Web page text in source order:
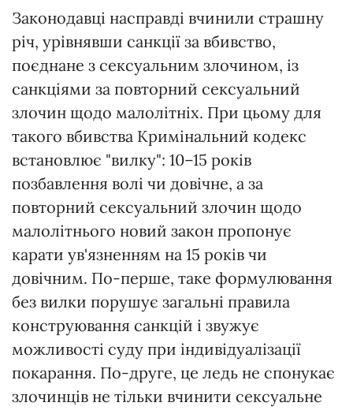
Законодавці насправді вчинили страшну
річ, урівнявши санкції за вбивство,
поєднане з сексуальним злочином, із
санкціями за повторний сексуальний
злочин щодо малолітніх. При цьому для
такого вбивства Кримінальний кодекс
встановлює "вилку": 10–15 років
позбавлення волі чи довічне, а за
повторний сексуальний злочин щодо
малолітнього новий закон пропонує
карати ув'язненням на 15 років чи
довічним. По-перше, таке формулювання
без вилки порушує загальні правила
конструювання санкцій і звужує
можливості суду при індивідуалізації
покарання. По-друге, це ледь не спонукає
злочинців не тільки вчинити сексуальне